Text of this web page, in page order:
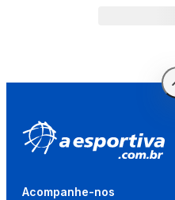
Acompanhe-nos